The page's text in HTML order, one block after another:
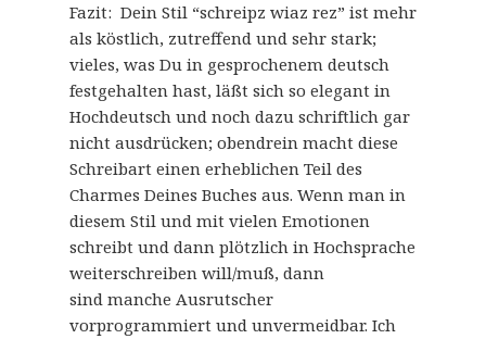
Fazit: Dein Stil “schreipz wiaz rez” ist mehr
als köstlich, zutreffend und sehr stark;
vieles, was Du in gesprochenem deutsch
festgehalten hast, läßt sich so elegant in
Hochdeutsch und noch dazu schriftlich gar
nicht ausdrücken; obendrein macht diese
Schreibart einen erheblichen Teil des
Charmes Deines Buches aus. Wenn man in
diesem Stil und mit vielen Emotionen
schreibt und dann plötzlich in Hochsprache
weiterschreiben will/muß, dann
sind manche Ausrutscher
vorprogrammiert und unvermeidbar. Ich